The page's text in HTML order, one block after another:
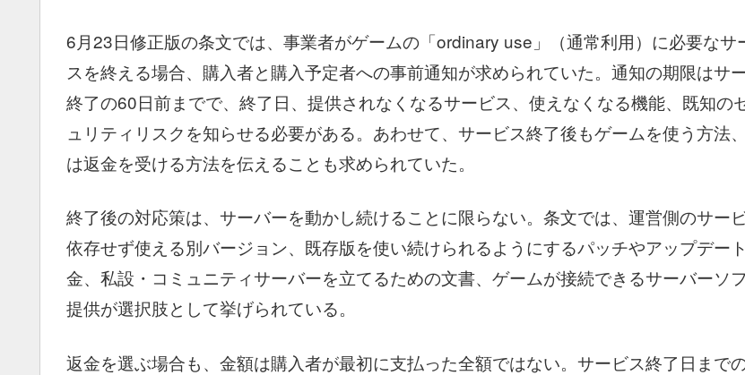
6月23日修正版の条文では、事業者がゲームの「ordinary use」（通常利用）に必要なサ
スを終える場合、購入者と購入予定者への事前通知が求められていた。通知の期限はサ
終了の60日前までで、終了日、提供されなくなるサービス、使えなくなる機能、既知の
ュリティリスクを知らせる必要がある。あわせて、サービス終了後もゲームを使う方法
は返金を受ける方法を伝えることも求められていた。
終了後の対応策は、サーバーを動かし続けることに限らない。条文では、運営側のサー
依存せず使える別バージョン、既存版を使い続けられるようにするパッチやアップデー
金、私設・コミュニティサーバーを立てるための文書、ゲームが接続できるサーバーソ
提供が選択肢として挙げられている。
返金を選ぶ場合も、金額は購入者が最初に支払った全額ではない。サービス終了日まで